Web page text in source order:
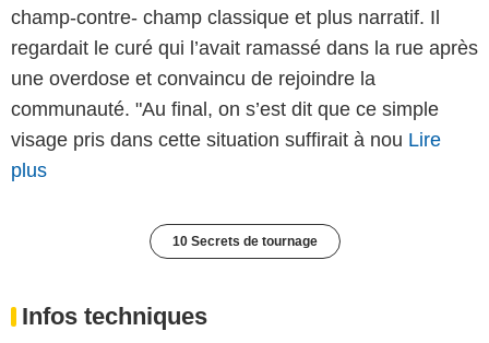
champ-contre- champ classique et plus narratif. Il
regardait le curé qui l’avait ramassé dans la rue après
une overdose et convaincu de rejoindre la
communauté. "Au final, on s’est dit que ce simple
visage pris dans cette situation suffirait à nou Lire
plus
10 Secrets de tournage
Infos techniques